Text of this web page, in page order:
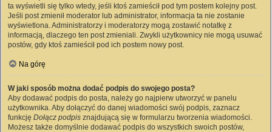
ta wyświetli się tylko wtedy, jeśli ktoś zamieścił pod tym postem kolejny post.
Jeśli post zmienił moderator lub administrator, informacja ta nie zostanie
wyświetlona. Administratorzy i moderatorzy mogą zostawić notatkę z
informacją, dlaczego ten post zmieniali. Zwykli użytkownicy nie mogą usuwać
postów, gdy ktoś zamieścił pod ich postem nowy post.
Na górę
W jaki sposób można dodać podpis do swojego posta?
Aby dodawać podpis do posta, należy go najpierw utworzyć w panelu
użytkownika. Aby dołączyć do danej wiadomości swój podpis, zaznacz
funkcję Dołącz podpis znajdującą się w formularzu tworzenia wiadomości.
Możesz także domyślnie dodawać podpis do wszystkich swoich postów,